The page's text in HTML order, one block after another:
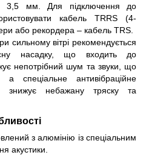
3,5 мм. Для підключення до
кабель TRRS (4-
або рекордера – кабель TRS.
сильному вітрі рекомендується
насадку, що входить до
непотрібний шум та звуки, що
спеціальне антивібраційне
знижує небажану тряску та
з алюмінію із спеціальним
акустики.